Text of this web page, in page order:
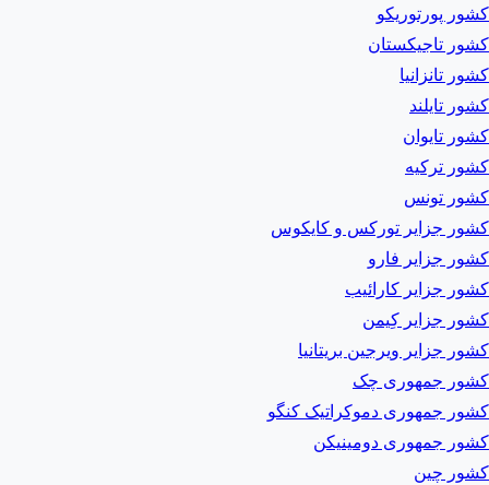
کشور پورتوریکو
کشور تاجیکستان
کشور تانزانیا
کشور تایلند
کشور تایوان
کشور ترکیه
کشور تونس
کشور جزایر تورکس و کایکوس
کشور جزایر فارو
کشور جزایر کارائیب
کشور جزایر کِیمن
کشور جزایر ویرجین بریتانیا
کشور جمهوری چک
کشور جمهوری دموکراتیک کنگو
کشور جمهوری دومینیکن
کشور چین